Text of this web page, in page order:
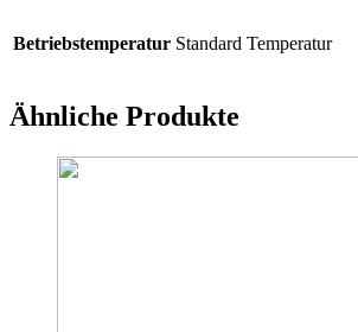
Betriebstemperatur Standard Temperatur
Ähnliche Produkte